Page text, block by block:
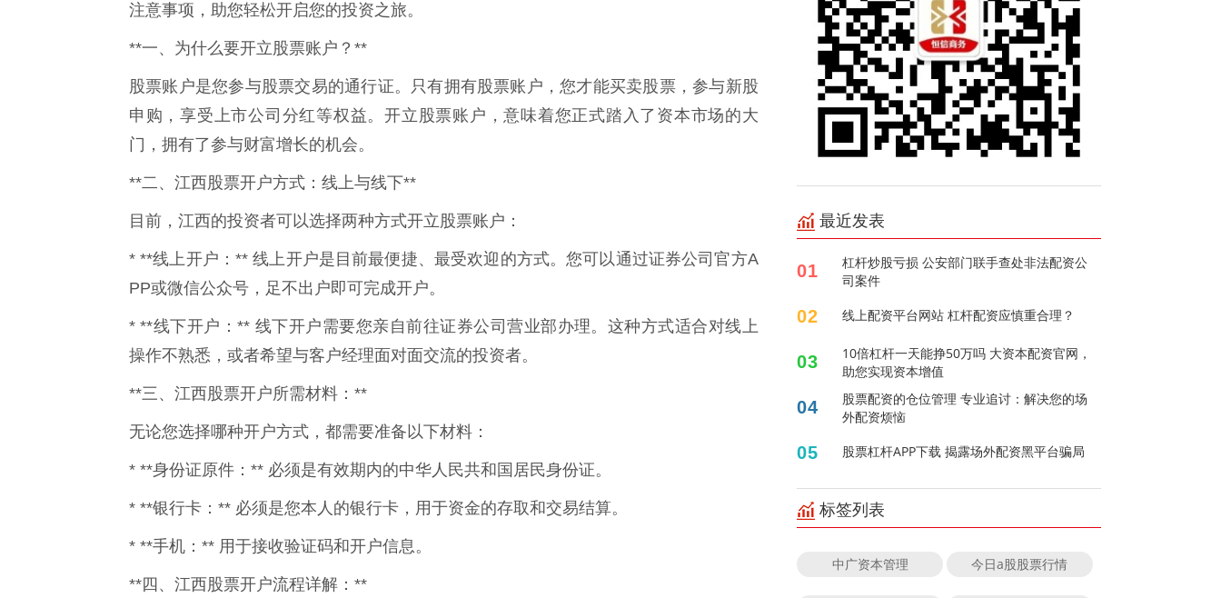
注意事项，助您轻松开启您的投资之旅。
**一、为什么要开立股票账户？**
股票账户是您参与股票交易的通行证。只有拥有股票账户，您才能买卖股票，参与新股
申购，享受上市公司分红等权益。开立股票账户，意味着您正式踏入了资本市场的大
门，拥有了参与财富增长的机会。
**二、江西股票开户方式：线上与线下**
目前，江西的投资者可以选择两种方式开立股票账户：
* **线上开户：** 线上开户是目前最便捷、最受欢迎的方式。您可以通过证券公司官方A
PP或微信公众号，足不出户即可完成开户。
* **线下开户：** 线下开户需要您亲自前往证券公司营业部办理。这种方式适合对线上
操作不熟悉，或者希望与客户经理面对面交流的投资者。
**三、江西股票开户所需材料：**
无论您选择哪种开户方式，都需要准备以下材料：
* **身份证原件：** 必须是有效期内的中华人民共和国居民身份证。
* **银行卡：** 必须是您本人的银行卡，用于资金的存取和交易结算。
* **手机：** 用于接收验证码和开户信息。
**四、江西股票开户流程详解：**
最近发表
01
杠杆炒股亏损 公安部门联手查处非法配资公
司案件
02 线上配资平台网站 杠杆配资应慎重合理？
03
10倍杠杆一天能挣50万吗 大资本配资官网，
助您实现资本增值
04
股票配资的仓位管理 专业追讨：解决您的场
外配资烦恼
05 股票杠杆APP下载 揭露场外配资黑平台骗局
标签列表
中广资本管理 今日a股股票行情